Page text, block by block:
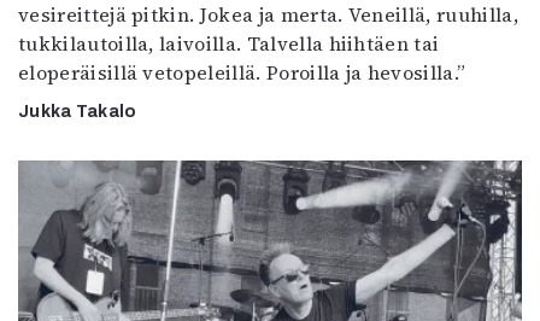
vesireittejä pitkin. Jokea ja merta. Veneillä, ruuhilla,
tukkilautoilla, laivoilla. Talvella hiihtäen tai
eloperäisillä vetopeleillä. Poroilla ja hevosilla.”
Jukka Takalo